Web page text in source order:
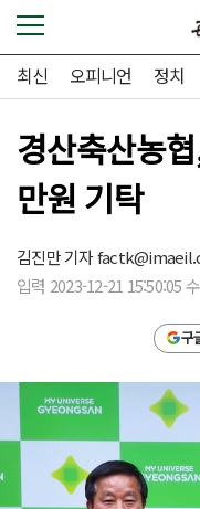
최신 오피니언 정치
경산축산농
만원 기탁
김진만 기자
입력 2023-12-21 15:50:05
구